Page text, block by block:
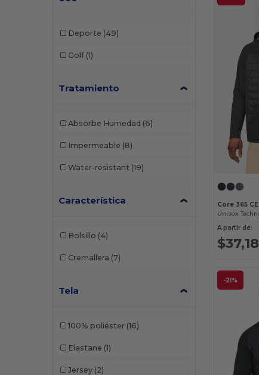
Deporte (49)
Golf (1)
Tratamiento
Absorbe Humedad (6)
Impermeable (8)
Water-resistant (19)
Característica
Bolsillo (4)
Cremallera (7)
Tela
100% poliéster (16)
Elastane (1)
Jersey (2)
Core 365
A partir de:
$37,18
-21%